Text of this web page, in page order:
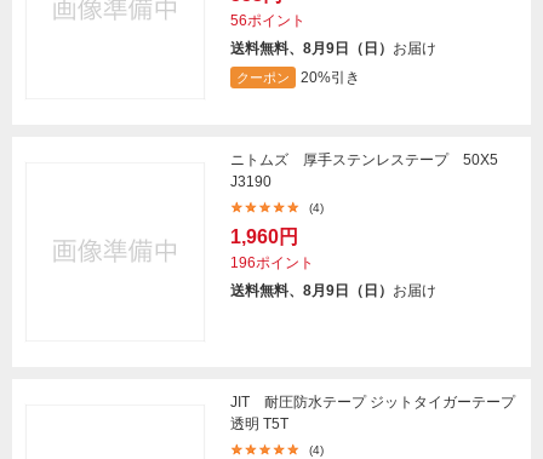
56ポイント
送料無料、8月9日（日） お届け
クーポン 20%引き
ニトムズ 厚手ステンレステープ 50X5
J3190
(4)
1,960円
196ポイント
送料無料、8月9日（日） お届け
JIT 耐圧防水テープ ジットタイガーテープ
透明 T5T
(4)